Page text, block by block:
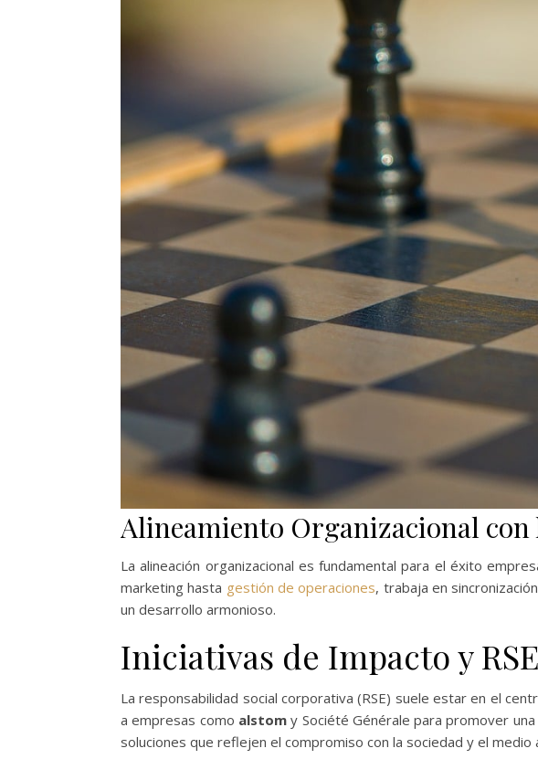
Alineamiento Organizacional
La alineación organizacional es fundamental para el éxito
marketing hasta gestión de operaciones, trabaja en
un desarrollo armonioso.
Iniciativas de Impacto y RSE
La responsabilidad social corporativa (RSE) suele estar en el
a empresas como alstomy Société Générale para promover
soluciones que reflejen el compromiso con la sociedad y el medio